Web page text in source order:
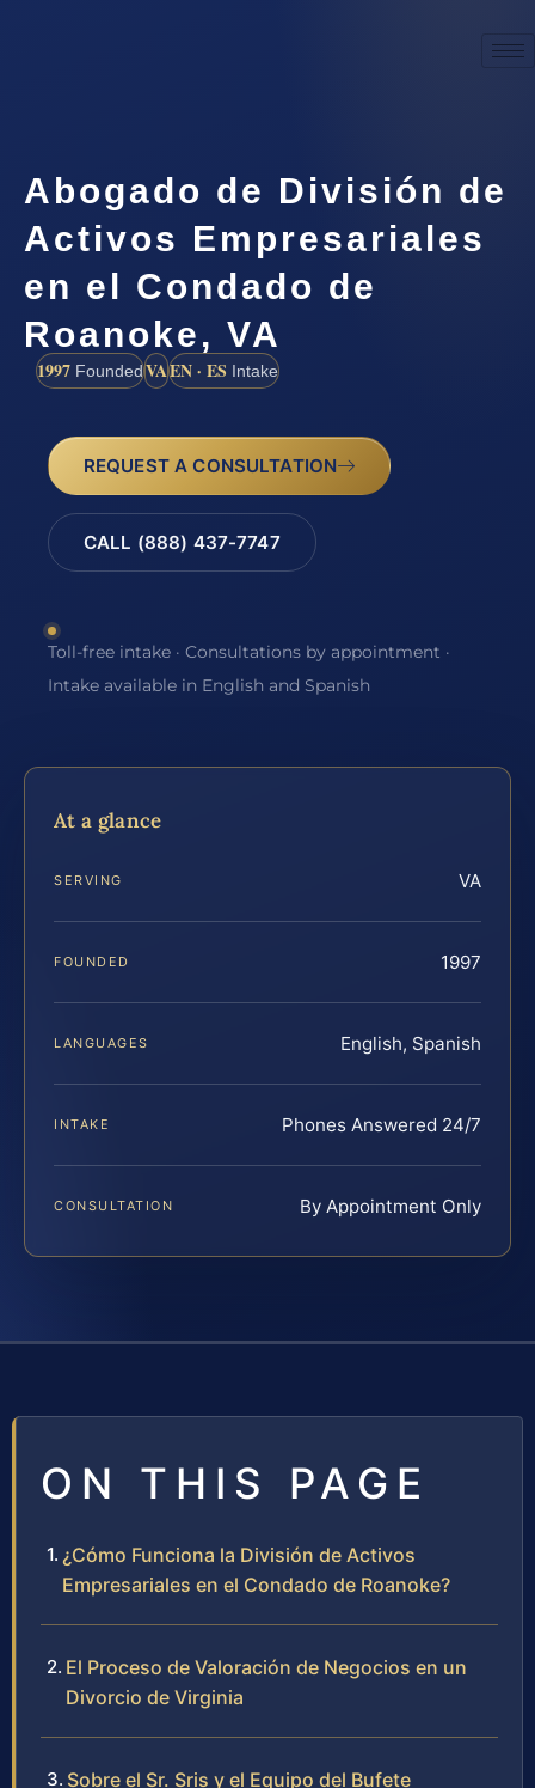
Abogado de División de
Activos Empresariales
en el Condado de
Roanoke, VA
1997 FoundedVAEN · ES Intake
REQUEST A CONSULTATION
CALL (888) 437-7747
Toll-free intake · Consultations by appointment ·
Intake available in English and Spanish
At a glance
SERVING VA
FOUNDED 1997
LANGUAGES English, Spanish
INTAKE Phones Answered 24/7
CONSULTATION By Appointment Only
ON THIS PAGE
¿Cómo Funciona la División de Activos
Empresariales en el Condado de Roanoke?
El Proceso de Valoración de Negocios en un
Divorcio de Virginia
Sobre el Sr. Sris y el Equipo del Bufete